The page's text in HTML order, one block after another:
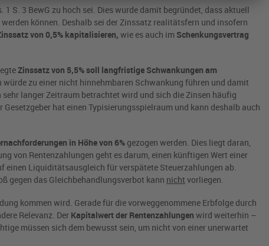
S. 3 BewG zu hoch sei. Dies wurde damit begründet, dass aktuell
können. Deshalb sei der Zinssatz realitätsfern und insofern
von 0,5% kapitalisieren, wie es auch im Schenkungsvertrag
Zinssatz von 5,5% soll langfristige Schwankungen am
zu einer nicht hinnehmbaren Schwankung führen und damit
langer Zeitraum betrachtet wird und sich die Zinsen häufig
hat einen Typisierungsspielraum und kann deshalb auch
in Höhe von 6% gezogen werden. Dies liegt daran,
von Rentenzahlungen geht es darum, einen künftigen Wert einer
einen Liquiditätsausgleich für verspätete Steuerzahlungen ab.
gegen das Gleichbehandlungsverbot kann nicht vorliegen.
kommen wird. Gerade für die vorweggenommene Erbfolge durch
Relevanz. Der Kapitalwert der Rentenzahlungen wird weiterhin –
müssen sich dem bewusst sein, um nicht von einer unerwartet